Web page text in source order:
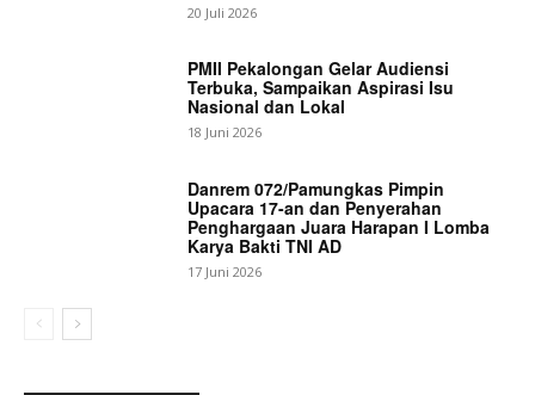
20 Juli 2026
PMII Pekalongan Gelar Audiensi
Terbuka, Sampaikan Aspirasi Isu
Nasional dan Lokal
18 Juni 2026
Danrem 072/Pamungkas Pimpin
Upacara 17-an dan Penyerahan
Penghargaan Juara Harapan I Lomba
Karya Bakti TNI AD
17 Juni 2026